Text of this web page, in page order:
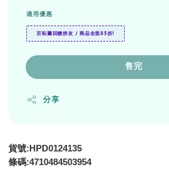
適用優惠
百耘圖回饋拼友 / 商品全面85折!
售完
分享
貨號:HPD0124135
條碼:4710484503954